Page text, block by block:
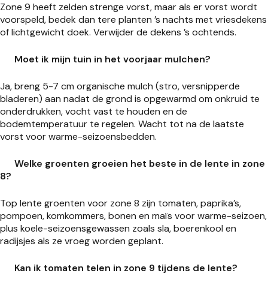
Zone 9 heeft zelden strenge vorst, maar als er vorst wordt
voorspeld, bedek dan tere planten ’s nachts met vriesdekens
of lichtgewicht doek. Verwijder de dekens ’s ochtends.
Moet ik mijn tuin in het voorjaar mulchen?
Ja, breng 5-7 cm organische mulch (stro, versnipperde
bladeren) aan nadat de grond is opgewarmd om onkruid te
onderdrukken, vocht vast te houden en de
bodemtemperatuur te regelen. Wacht tot na de laatste
vorst voor warme-seizoensbedden.
Welke groenten groeien het beste in de lente in zone
8?
Top lente groenten voor zone 8 zijn tomaten, paprika’s,
pompoen, komkommers, bonen en maïs voor warme-seizoen,
plus koele-seizoensgewassen zoals sla, boerenkool en
radijsjes als ze vroeg worden geplant.
Kan ik tomaten telen in zone 9 tijdens de lente?